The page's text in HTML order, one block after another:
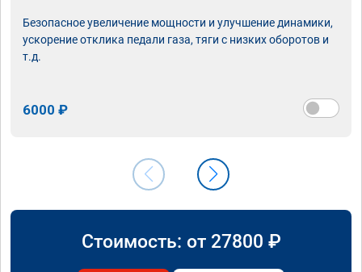
Безопасное увеличение мощности и улучшение динамики,
ускорение отклика педали газа, тяги с низких оборотов и
т.д.
6000 ₽
Стоимость: от 27800 ₽